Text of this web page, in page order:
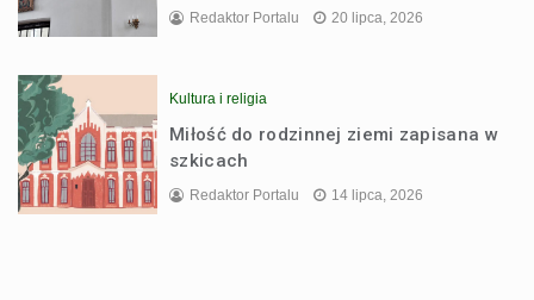
Redaktor Portalu 20 lipca, 2026
Kultura i religia
Miłość do rodzinnej ziemi zapisana w
szkicach
Redaktor Portalu 14 lipca, 2026